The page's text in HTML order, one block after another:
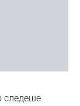
следеше